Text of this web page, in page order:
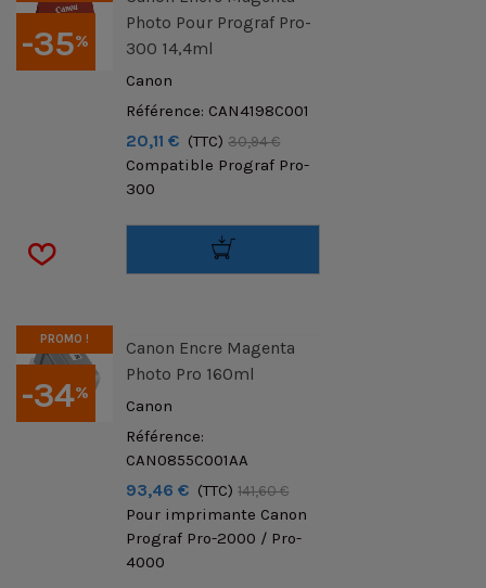
-35%
Photo Pour Prograf Pro-
300 14,4ml
Canon
Référence: CAN4198C001
20,11 € (TTC) 30,94 €
Compatible Prograf Pro-
300
-34%
PROMO !
Canon Encre Magenta
Photo Pro 160ml
Canon
Référence:
CAN0855C001AA
93,46 € (TTC) 141,60 €
Pour imprimante Canon
Prograf Pro-2000 / Pro-
4000